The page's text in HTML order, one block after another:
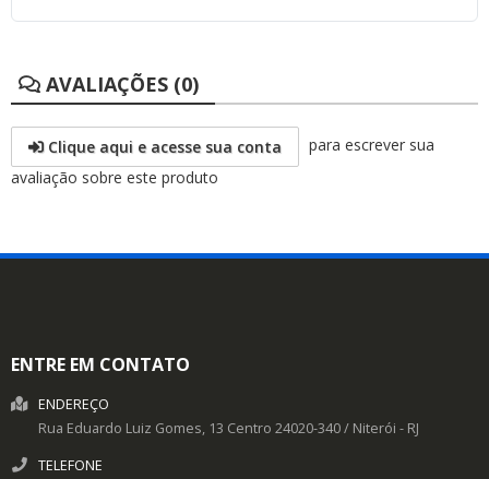
AVALIAÇÕES (0)
Clique aqui e acesse sua conta
para escrever sua
avaliação sobre este produto
ENTRE EM CONTATO
ENDEREÇO
Rua Eduardo Luiz Gomes, 13 Centro 24020-340/ Niterói - RJ
TELEFONE